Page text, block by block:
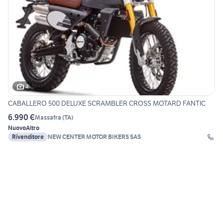
4
CABALLERO 500 DELUXE SCRAMBLER CROSS MOTARD FANTIC
6.990 €Massafra (TA)
NuovoAltro
Rivenditore NEW CENTER MOTOR BIKERS SAS